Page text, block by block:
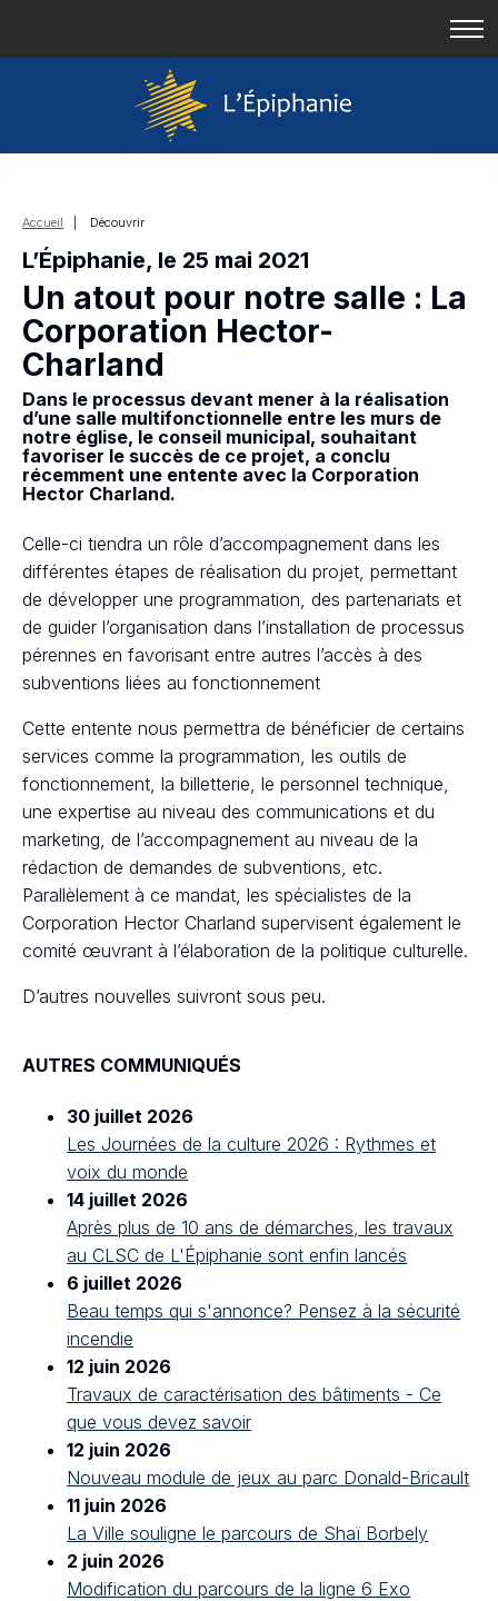
Accueil | Découvrir
L’Épiphanie, le 25 mai 2021
Un atout pour notre salle : La
Corporation Hector-
Charland
Dans le processus devant mener à la réalisation
d’une salle multifonctionnelle entre les murs de
notre église, le conseil municipal, souhaitant
favoriser le succès de ce projet, a conclu
récemment une entente avec la Corporation
Hector Charland.
Celle-ci tiendra un rôle d’accompagnement dans les
différentes étapes de réalisation du projet, permettant
de développer une programmation, des partenariats et
de guider l’organisation dans l’installation de processus
pérennes en favorisant entre autres l’accès à des
subventions liées au fonctionnement
Cette entente nous permettra de bénéficier de certains
services comme la programmation, les outils de
fonctionnement, la billetterie, le personnel technique,
une expertise au niveau des communications et du
marketing, de l’accompagnement au niveau de la
rédaction de demandes de subventions, etc.
Parallèlement à ce mandat, les spécialistes de la
Corporation Hector Charland supervisent également le
comité œuvrant à l’élaboration de la politique culturelle.
D’autres nouvelles suivront sous peu.
AUTRES COMMUNIQUÉS
30 juillet 2026
Les Journées de la culture 2026 : Rythmes et
voix du monde
14 juillet 2026
Après plus de 10 ans de démarches, les travaux
au CLSC de L'Épiphanie sont enfin lancés
6 juillet 2026
Beau temps qui s'annonce? Pensez à la sécurité
incendie
12 juin 2026
Travaux de caractérisation des bâtiments - Ce
que vous devez savoir
12 juin 2026
Nouveau module de jeux au parc Donald-Bricault
11 juin 2026
La Ville souligne le parcours de Shaï Borbely
2 juin 2026
Modification du parcours de la ligne 6 Exo